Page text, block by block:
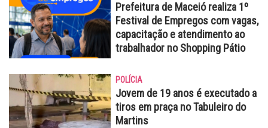
Prefeitura de Maceió realiza 1º
Festival de Empregos com vagas,
capacitação e atendimento ao
trabalhador no Shopping Pátio
POLÍCIA
Jovem de 19 anos é executado a
tiros em praça no Tabuleiro do
Martins